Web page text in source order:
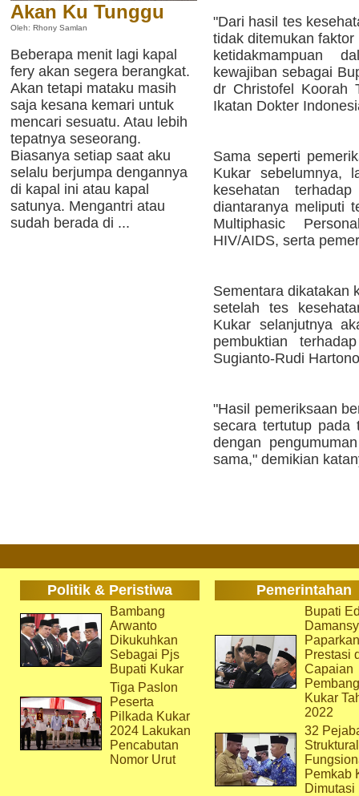
Akan Ku Tunggu
Oleh: Rhony Samlan
Beberapa menit lagi kapal
fery akan segera berangkat.
Akan tetapi mataku masih
saja kesana kemari untuk
mencari sesuatu. Atau lebih
tepatnya seseorang.
Biasanya setiap saat aku
selalu berjumpa dengannya
di kapal ini atau kapal
satunya. Mengantri atau
sudah berada di ...
"Dari hasil tes
tidak ditemukan
ketidakmampuan
kewajiban sebagai
dr Christofel Koorah
Ikatan Dokter
Sama seperti
Kukar sebelumnya,
kesehatan
diantaranya meliputi
Multiphasic
HIV/AIDS, serta
Sementara dikatakan
setelah tes
Kukar selanjutnya
pembuktian
Sugianto-Rudi
"Hasil pemeriksaan
secara tertutup pada
dengan
sama," demikian
Politik & Peristiwa Pemerintahan
Bambang
Arwanto
Dikukuhkan
Sebagai Pjs
Bupati Kukar
Tiga Paslon
Peserta
Pilkada Kukar
2024 Lakukan
Pencabutan
Nomor Urut
Bupati
Paparkan
Prestasi
Capaian
Kukar
2022
32
Pemkab
Dimutasi